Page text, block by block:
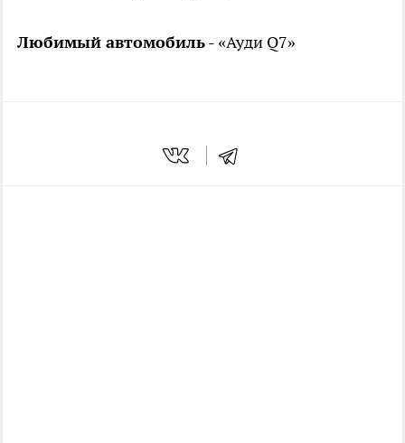
Любимый автомобиль- «Ауди Q­7»